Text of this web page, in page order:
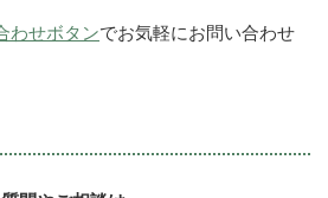
わせボタンでお気軽にお問い合わせ